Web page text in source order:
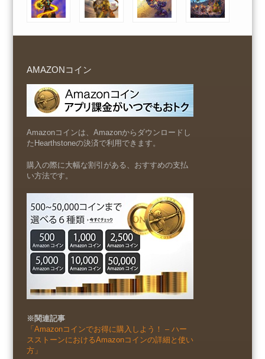
AMAZONコイン
Amazonコインは、Amazonからダウンロードし
たHearthstoneの決済で利用できます。
購入の際に大幅な割引がある、おすすめの支払
い方法です。
※関連記事
「Amazonコインでお得に購入しよう！ – ハー
スストーンにおけるAmazonコインの詳細と使い
方」